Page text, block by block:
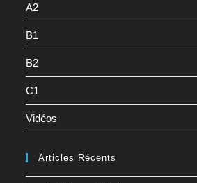
A2
B1
B2
C1
Vidéos
Articles Récents